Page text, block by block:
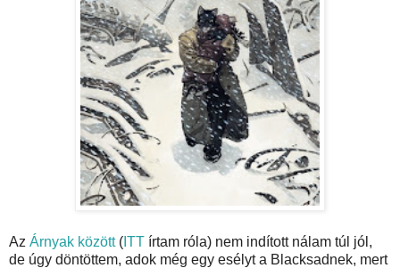
Az Árnyak között( ITT írtam róla) nem indított nálam túl jól,
de úgy döntöttem, adok még egy esélyt a Blacksadnek, mert